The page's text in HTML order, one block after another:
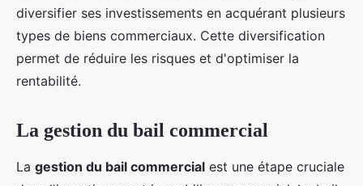
diversifier ses investissements en acquérant plusieurs
types de biens commerciaux. Cette diversification
permet de réduire les risques et d'optimiser la
rentabilité.
La gestion du bail commercial
La gestion du bail commercial est une étape cruciale